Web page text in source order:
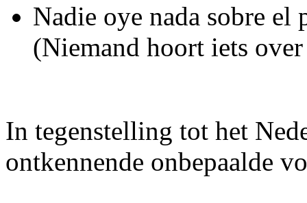
Nadie oye nada sobre el
(Niemand hoort iets
In tegenstelling tot het
ontkennende onbepaalde